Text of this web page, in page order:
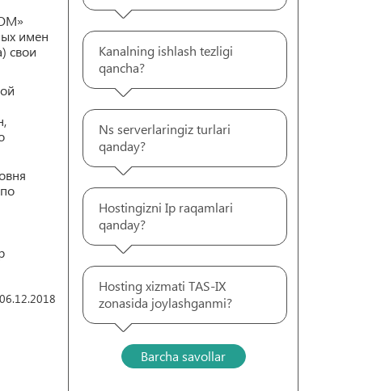
имен
свои
06.12.2018
Kanalning ishlash tezligi
qancha?
Ns serverlaringiz turlari
qanday?
Hostingizni Ip raqamlari
qanday?
Hosting xizmati TAS-IX
zonasida joylashganmi?
Barcha savollar